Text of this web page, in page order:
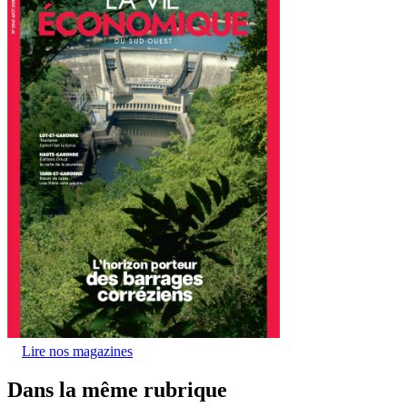
Lire nos magazines
Dans la même rubrique